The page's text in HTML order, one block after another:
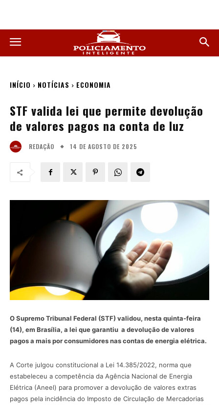
INÍCIO NOTÍCIAS ECONOMIA
STF valida lei que permite devolução
de valores pagos na conta de luz
REDAÇÃO 14 DE AGOSTO DE 2025
O Supremo Tribunal Federal (STF) validou, nesta quinta-feira
(14), em Brasília, a lei que garantiu a devolução de valores
pagos a mais por consumidores nas contas de energia elétrica.
A Corte julgou constitucional a Lei 14.385/2022, norma que
estabeleceu a competência da Agência Nacional de Energia
Elétrica (Aneel) para promover a devolução de valores extras
pagos pela incidência do Imposto de Circulação de Mercadorias